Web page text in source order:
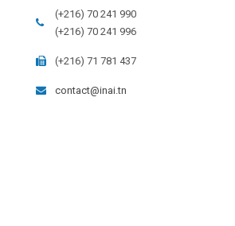
(+216) 70 241 990
(+216) 70 241 996
(+216) 71 781 437
contact@inai.tn